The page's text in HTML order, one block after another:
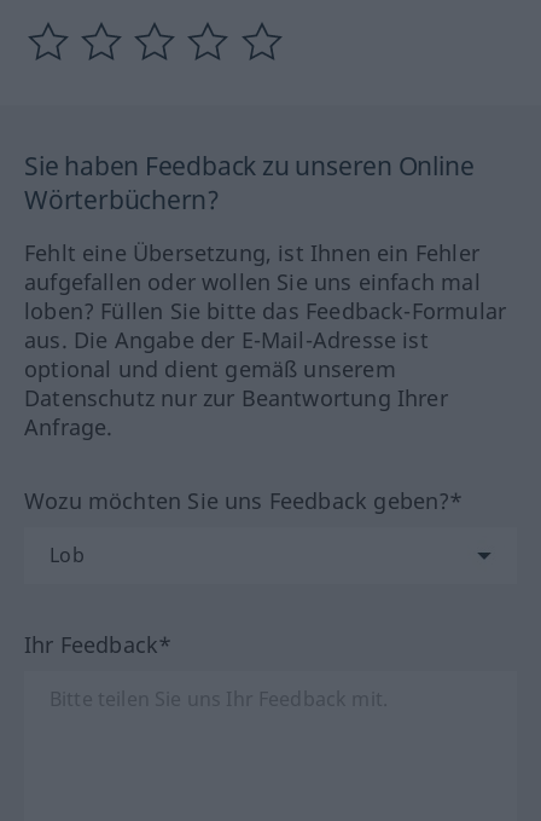
Sie haben Feedback zu unseren Online
Wörterbüchern?
Fehlt eine Übersetzung, ist Ihnen ein Fehler
aufgefallen oder wollen Sie uns einfach mal
loben? Füllen Sie bitte das Feedback-Formular
aus. Die Angabe der E-Mail-Adresse ist
optional und dient gemäß unserem
Datenschutz nur zur Beantwortung Ihrer
Anfrage.
Wozu möchten Sie uns Feedback geben?*
Ihr Feedback*